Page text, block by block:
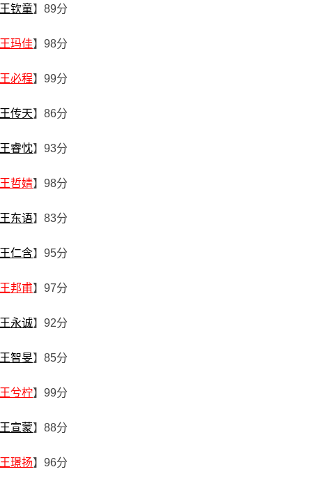
王钦童】89分
王玛佳】98分
王必程】99分
王传天】86分
王睿忱】93分
王哲婧】98分
王东语】83分
王仁含】95分
王邦甫】97分
王永诚】92分
王智旻】85分
王兮柠】99分
王宣蒙】88分
王璟扬】96分